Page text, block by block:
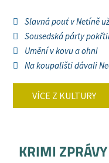
Slavná pouť v Netíně
Sousedská párty
Umění v kovu a ohni
Na koupališti dávali
VÍCE Z KULTURY
KRIMI ZPRÁVY